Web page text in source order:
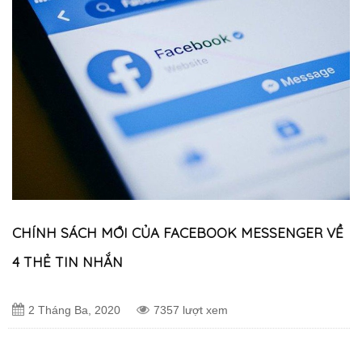
CHÍNH SÁCH MỚI CỦA FACEBOOK MESSENGER VỀ
4 THẺ TIN NHẮN
2 Tháng Ba, 2020 7357 lượt xem